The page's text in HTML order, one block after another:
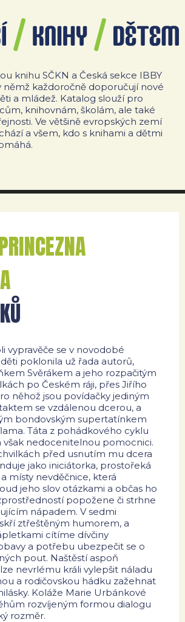
knihu SČKN a Česká sekce IBBY
němž každoročně doporučují nové
a mládež. Katalog slouží pro
knihovnám, školám, ale také
Ve většině evropských zemí
a všem, kdo s knihami a dětmi
vypravěče se v novodobé
poklonila už řada autorů,
Svěrákem a jeho rozpačitým
po Českém ráji, přes Jiřího
něhož jsou povídačky jediným
se vzdálenou dcerou, a
bondovským supertatínkem
Táta z pohádkového cyklu
však nedocenitelnou pomocnici.
před usnutím mu dcera
jako iniciátorka, prostořeká
místy nevděčnice, která
jeho slov otázkami a občas ho
popožene či strhne
nápadem. V sedmi
ztřeštěným humorem, a
cítíme dívčiny
a potřebu ubezpečit se o
pout. Naštěstí aspoň
nevrlému králi vylepšit náladu
a rodičovskou hádku zažehnat
Koláže Marie Urbánkové
rozvíjeným formou dialogu
rozměr.